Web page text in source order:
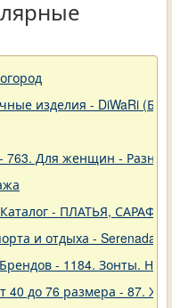
изделия - DiWaRi
763. Для женщин - Разное
- ПЛАТЬЯ,
и отдыха - Serenada -
- 1184. Зонты.
40 до 76 размера - 87.